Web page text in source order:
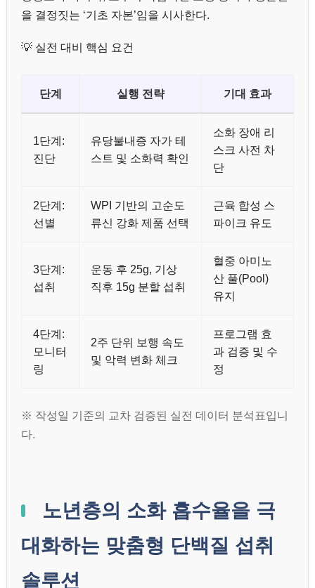
을 결정짓는 ‘기초 자본’임을 시사한다.
💡 실전 대비 핵심 요건
단계 실행 전략 기대 효과
1단계:
진단
유당불내증 자가 테
스트 및 소화력 확인
소화 장애 리
스크 사전 차
단
2단계:
선별
WPI 기반의 고순도
류신 강화 제품 선택
근육 합성 스
파이크 유도
3단계:
섭취
운동 후 25g, 기상
직후 15g 분할 섭취
혈중 아미노
산 풀(Pool)
유지
4단계:
모니터
링
2주 단위 보행 속도
및 악력 변화 체크
프로그램 효
과 검증 및 수
정
※ 작성일 기준의 교차 검증된 실전 데이터 분석표입니
다.
노년층의 소화 흡수율을 극
대화하는 맞춤형 단백질 섭취
솔루션